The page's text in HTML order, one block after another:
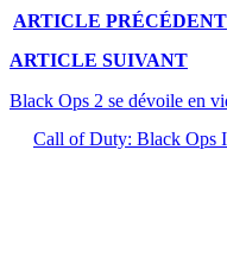
ARTICLE PRÉCÉDENT
ARTICLE SUIVANT
Black Ops 2 se dévoile en
Call of Duty: Black Ops